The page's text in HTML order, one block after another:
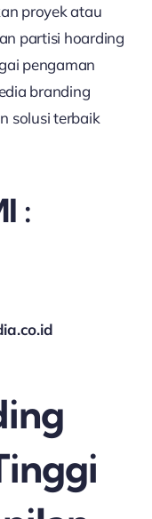
proyek atau
partisi hoarding
pengaman
branding
solusi terbaik
: